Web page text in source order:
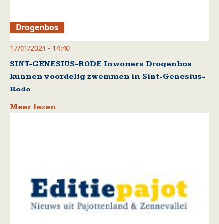
Drogenbos
17/01/2024 - 14:40
SINT-GENESIUS-RODE Inwoners Drogenbos
kunnen voordelig zwemmen in Sint-Genesius-
Rode
Meer lezen